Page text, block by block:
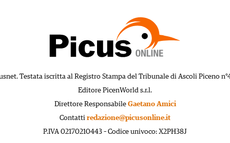
Testata iscritta al Registro Stampa del Tribunale di Ascoli Piceno
Editore PicenWorld s.r.l.
Direttore Responsabile Gaetano Amici
Contatti redazione@picusonline.it
P.IVA 02170210443 – Codice univoco: X2PH38J